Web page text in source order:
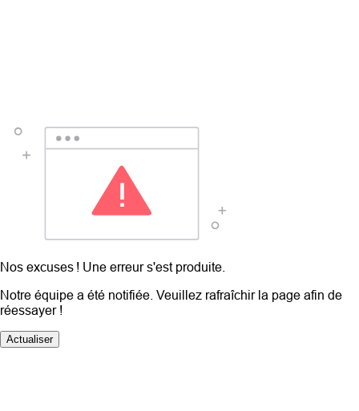
Nos excuses ! Une erreur s'est produite.
Notre équipe a été notifiée. Veuillez rafraîchir la page afin de
réessayer !
Actualiser